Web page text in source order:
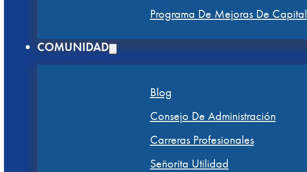
Programa De Mejoras De Capital
COMUNIDAD
Blog
Consejo De Administración
Carreras Profesionales
Señorita Utilidad